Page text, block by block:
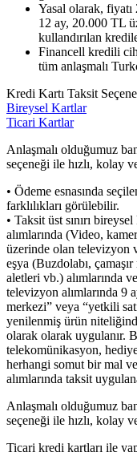
Yasal olarak, fiyatı
12 ay, 20.000 TL
kullandırılan
Financell kredili
tüm anlaşmalı
Kredi Kartı Taksit
Bireysel Kartlar
Ticari Kartlar
Anlaşmalı olduğumuz
seçeneği ile hızlı, kolay
• Ödeme esnasında
farklılıkları görülebilir.
• Taksit üst sınırı
alımlarında (Video,
üzerinde olan televizyon
eşya (Buzdolabı,
aletleri vb.) alımlarında
televizyon alımlarında 9
merkezi” veya “yetkili
yenilenmiş ürün
olarak olarak uygulanır.
telekomünikasyon,
herhangi somut bir mal
alımlarında taksit
Anlaşmalı olduğumuz
seçeneği ile hızlı, kolay
Ticari kredi kartları ile